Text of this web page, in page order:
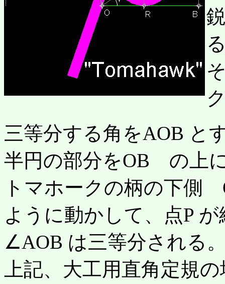
三等分する角をAOB と
半円の部分をOB の上
トマホークの柄の下側
ように動かして、点P
∠AOB は三等分される
上記、大工用直角定規